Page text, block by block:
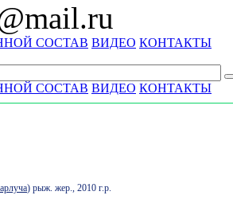
СОСТАВ ВИДЕО КОНТАКТЫ
СОСТАВ ВИДЕО КОНТАКТЫ
) рыж. жер., 2010 г.р.